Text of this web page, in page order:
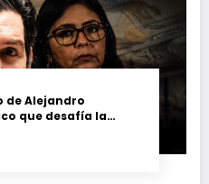
de Alejandro
que desafía la